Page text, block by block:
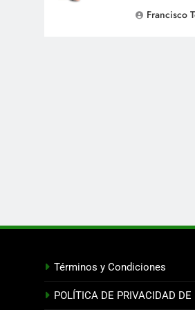
Francisco
Términos y Condiciones
POLÍTICA DE PRIVACIDAD